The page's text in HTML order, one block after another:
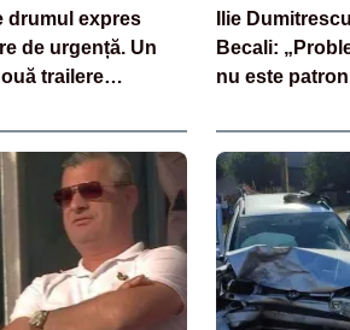
drumul expres
de urgență. Un
trailere
Ilie
Becali:
nu este